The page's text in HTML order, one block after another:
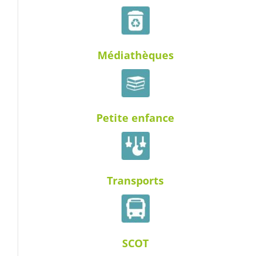
Médiathèques
Petite enfance
Transports
SCOT